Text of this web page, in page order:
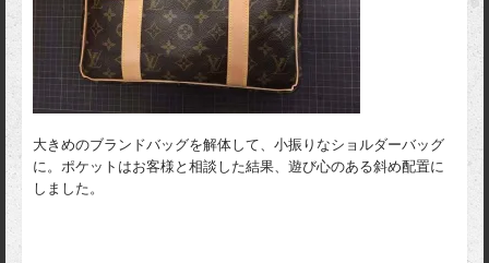
大きめのブランドバッグを解体して、小振りなショルダーバッグ
に。ポケットはお客様と相談した結果、遊び心のある斜め配置に
しました。